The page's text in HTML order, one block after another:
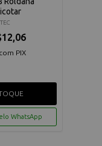
PIX
WhatsApp